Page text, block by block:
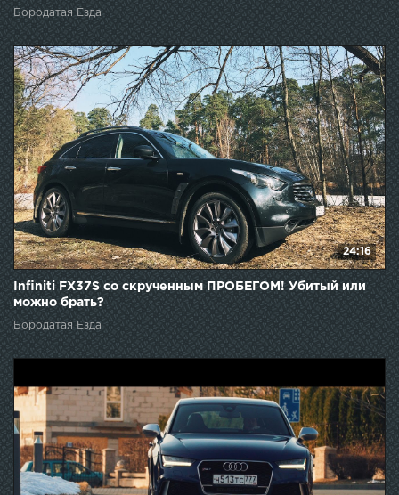
Бородатая Езда
24:16
Infiniti FX37S со скрученным ПРОБЕГОМ! Убитый или
можно брать?
Бородатая Езда